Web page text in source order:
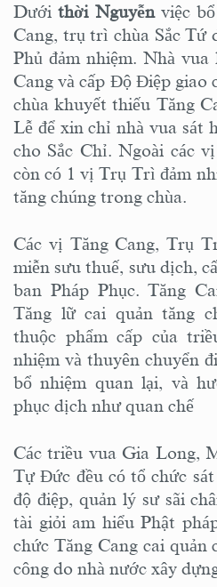
Dướithời Nguyễnviệc bổ
Cang, trụ trì chùa Sắc Tứ
Phủ đảm nhiệm. Nhà vua
Cang và cấp Độ Điệp giao
chùa khuyết thiếu Tăng
Lễ để xin chỉ nhà vua sát
cho Sắc Chỉ. Ngoài các
còn có 1 vị Trụ Trì đảm
tăng chúng trong chùa.
Các vị Tăng Cang, Trụ
miễn sưu thuế, sưu dịch,
ban Pháp Phục. Tăng
Tăng lữ cai quản tăng
thuộc phẩm cấp của
nhiệm và thuyên chuyển
bổ nhiệm quan lại, và
phục dịch như quan chế
Các triều vua Gia Long,
Tự Đức đều có tổ chức
độ điệp, quản lý sư sãi
tài giỏi am hiểu Phật
chức Tăng Cang cai quản
công do nhà nước xây